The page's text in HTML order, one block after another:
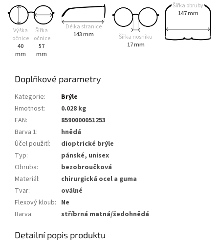
Výška
očnice
40
mm
Šířka
očnice
57
mm
Délka stranice
143 mm
Šířka nosníku
17 mm
Šířka obruby
147 mm
Doplňkové parametry
Kategorie:
Brýle
Hmotnost:
0.028 kg
EAN:
8590000051253
Barva 1:
hnědá
Účel použití:
dioptrické brýle
Typ:
pánské, unisex
Obruba:
bezobroučková
Materiál:
chirurgická ocel a guma
Tvar:
oválné
Flexový kloub: Ne
Barva: stříbrná matná/šedohnědá
Detailní popis produktu